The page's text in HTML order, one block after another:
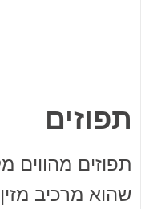
תפוזים
שהוא מרכיב